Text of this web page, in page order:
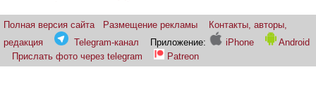
Полная версия сайта Размещение рекламы
Контакты, авторы,
редакция
Telegram-канал Приложение: iPhone
Android
Прислать фото через telegram
Patreon